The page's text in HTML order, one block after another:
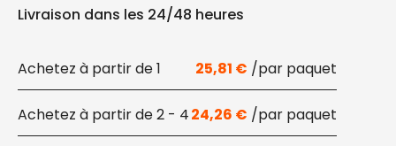
Livraison dans les 24/48 heures
1 25,81 €
2 - 424,26 €